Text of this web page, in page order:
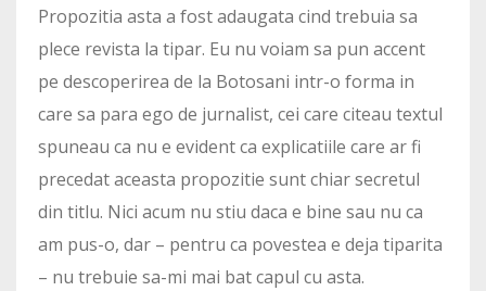
Propozitia asta a fost adaugata cind trebuia sa
plece revista la tipar. Eu nu voiam sa pun accent
pe descoperirea de la Botosani intr-o forma in
care sa para ego de jurnalist, cei care citeau textul
spuneau ca nu e evident ca explicatiile care ar fi
precedat aceasta propozitie sunt chiar secretul
din titlu. Nici acum nu stiu daca e bine sau nu ca
am pus-o, dar – pentru ca povestea e deja tiparita
– nu trebuie sa-mi mai bat capul cu asta.